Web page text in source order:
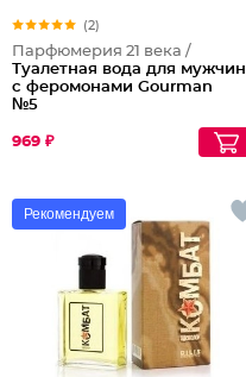
(2)
Парфюмерия 21 века /
Туалетная вода для мужчин
с феромонами Gourman
№5
969 ₽
Рекомендуем